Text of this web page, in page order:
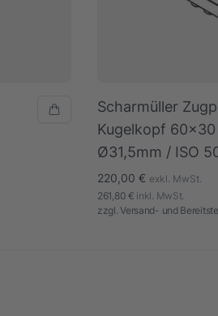
Scharmüller
Kugelkopf
Ø31,5mm / ISO
220,00 € exkl. MwSt.
261,80 € inkl. MwSt.
zzgl.Versand- und